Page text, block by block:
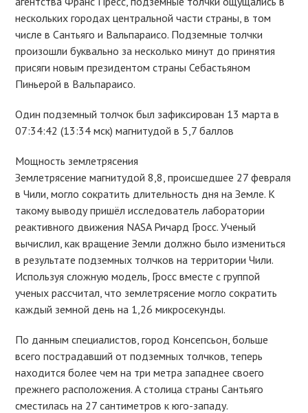
нескольких городах центральной части страны, в том
числе в Сантьяго и Вальпараисо. Подземные толчки
произошли буквально за несколько минут до принятия
присяги новым президентом страны Себастьяном
Пиньерой в Вальпараисо.
Один подземный толчок был зафиксирован 13 марта в
07:34:42 (13:34 мск) магнитудой в 5,7 баллов
Мощность землетрясения
Землетрясение магнитудой 8,8, происшедшее 27 февраля
в Чили, могло сократить длительность дня на Земле. К
такому выводу пришёл исследователь лаборатории
реактивного движения NASA Ричард Гросс. Ученый
вычислил, как вращение Земли должно было измениться
в результате подземных толчков на территории Чили.
Используя сложную модель, Гросс вместе с группой
ученых рассчитал, что землетрясение могло сократить
каждый земной день на 1,26 микросекунды.
По данным специалистов, город Консепсьон, больше
всего пострадавший от подземных толчков, теперь
находится более чем на три метра западнее своего
прежнего расположения. А столица страны Сантьяго
сместилась на 27 сантиметров к юго-западу.